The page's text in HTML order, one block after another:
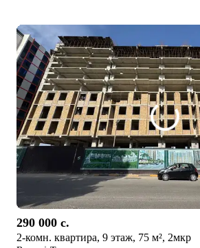
290 000 c.
2-комн. квартира, 9 этаж, 75 м², 2мкр